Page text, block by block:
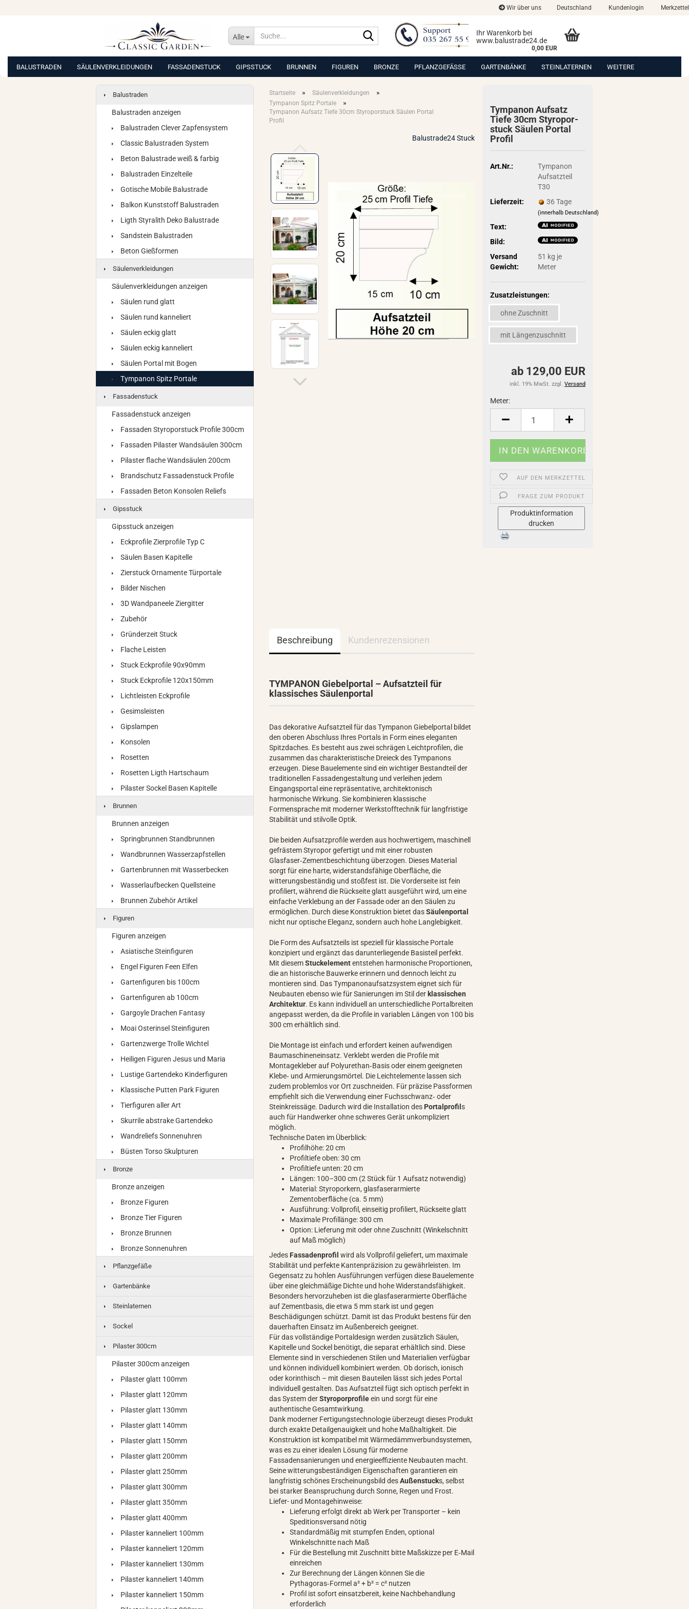
Wir über uns Deutschland Kundenlogin Merkzettel
Alle
Suche...
Ihr Warenkorb bei
www.balustrade24.de
0,00 EUR
BALUSTRADEN SÄULENVERKLEIDUNGEN FASSADENSTUCK GIPSSTUCK BRUNNEN FIGUREN BRONZE PFLANZGEFÄSSE GARTENBÄNKE STEINLATERNEN WEITERE
Startseite » Säulenverkleidungen »
Tympanon Spitz Portale »
Tympanon Aufsatz Tiefe 30cm Styroporstuck Säulen Portal
Profil
Balustrade24 Stuck
Tym­panon Auf­satz
Tiefe 30cm Sty­ro­por­
stuck Säu­len Por­tal
Pro­fil
Art.Nr.:
Tympanon
Aufsatzteil
T30
Lieferzeit:
36 Tage
(innerhalb Deutschland)
Text:
Bild:
Versand
Gewicht:
51 kg je
Meter
Zusatzleistungen:
ohne Zuschnitt
mit Längenzuschnitt
ab 129,00 EUR
inkl. 19% MwSt. zzgl. Versand
Meter:
Meter
AUF DEN MERKZETTEL
FRAGE ZUM PRODUKT
Produktinformation
drucken
Beschreibung Kundenrezensionen
TYMPANON Giebelportal – Aufsatzteil für
klassisches Säulenportal
Das dekorative Aufsatzteil für das Tympanon Giebelportal bildet
den oberen Abschluss Ihres Portals in Form eines eleganten
Spitzdaches. Es besteht aus zwei schrägen Leichtprofilen, die
zusammen das charakteristische Dreieck des Tympanons
erzeugen. Diese Bauelemente sind ein wichtiger Bestandteil der
traditionellen Fassadengestaltung und verleihen jedem
Eingangsportal eine repräsentative, architektonisch
harmonische Wirkung. Sie kombinieren klassische
Formensprache mit moderner Werkstofftechnik für langfristige
Stabilität und stilvolle Optik.
Die beiden Aufsatzprofile werden aus hochwertigem, maschinell
gefrästem Styropor gefertigt und mit einer robusten
Glasfaser‑Zementbeschichtung überzogen. Dieses Material
sorgt für eine harte, widerstandsfähige Oberfläche, die
witterungsbeständig und stoßfest ist. Die Vorderseite ist fein
profiliert, während die Rückseite glatt ausgeführt wird, um eine
einfache Verklebung an der Fassade oder an den Säulen zu
ermöglichen. Durch diese Konstruktion bietet dasSäulenportal
nicht nur optische Eleganz, sondern auch hohe Langlebigkeit.
Die Form des Aufsatzteils ist speziell für klassische Portale
konzipiert und ergänzt das darunterliegende Basisteil perfekt.
Mit diesemStuckelemententstehen harmonische Proportionen,
die an historische Bauwerke erinnern und dennoch leicht zu
montieren sind. Das Tympanonaufsatzsystem eignet sich für
Neubauten ebenso wie für Sanierungen im Stil der klassischen
Architektur. Es kann individuell an unterschiedliche Portalbreiten
angepasst werden, da die Profile in variablen Längen von 100 bis
300 cm erhältlich sind.
Die Montage ist einfach und erfordert keinen aufwendigen
Baumaschineneinsatz. Verklebt werden die Profile mit
Montagekleber auf Polyurethan‑Basis oder einem geeigneten
Klebe‑ und Armierungsmörtel. Die Leichtelemente lassen sich
zudem problemlos vor Ort zuschneiden. Für präzise Passformen
empfiehlt sich die Verwendung einer Fuchsschwanz‑ oder
Steinkreissäge. Dadurch wird die Installation des Portalprofils
auch für Handwerker ohne schweres Gerät unkompliziert
möglich.
Technische Daten im Überblick:
Profilhöhe: 20 cm
Profiltiefe oben: 30 cm
Profiltiefe unten: 20 cm
Längen: 100–300 cm (2 Stück für 1 Aufsatz notwendig)
Material: Styroporkern, glasfaserarmierte
Zementoberfläche (ca. 5 mm)
Ausführung: Vollprofil, einseitig profiliert, Rückseite glatt
Maximale Profillänge: 300 cm
Option: Lieferung mit oder ohne Zuschnitt (Winkelschnitt
auf Maß möglich)
Jedes Fassadenprofil wird als Vollprofil geliefert, um maximale
Stabilität und perfekte Kantenpräzision zu gewährleisten. Im
Gegensatz zu hohlen Ausführungen verfügen diese Bauelemente
über eine gleichmäßige Dichte und hohe Widerstandsfähigkeit.
Besonders hervorzuheben ist die glasfaserarmierte Oberfläche
auf Zementbasis, die etwa 5 mm stark ist und gegen
Beschädigungen schützt. Damit ist das Produkt bestens für den
dauerhaften Einsatz im Außenbereich geeignet.
Für das vollständige Portaldesign werden zusätzlich Säulen,
Kapitelle und Sockel benötigt, die separat erhältlich sind. Diese
Elemente sind in verschiedenen Stilen und Materialien verfügbar
und können individuell kombiniert werden. Ob dorisch, ionisch
oder korinthisch – mit diesen Bauteilen lässt sich jedes Portal
individuell gestalten. Das Aufsatzteil fügt sich optisch perfekt in
das System derStyroporprofileein und sorgt für eine
authentische Gesamtwirkung.
Dank moderner Fertigungstechnologie überzeugt dieses Produkt
durch exakte Detailgenauigkeit und hohe Maßhaltigkeit. Die
Konstruktion ist kompatibel mit Wärmedämmverbundsystemen,
was es zu einer idealen Lösung für moderne
Fassadensanierungen und energieeffiziente Neubauten macht.
Seine witterungsbeständigen Eigenschaften garantieren ein
langfristig schönes Erscheinungsbild desAußenstucks, selbst
bei starker Beanspruchung durch Sonne, Regen und Frost.
Liefer- und Montagehinweise:
Lieferung erfolgt direkt ab Werk per Transporter – kein
Speditionsversand nötig
Standardmäßig mit stumpfen Enden, optional
Winkelschnitte nach Maß
Für die Bestellung mit Zuschnitt bitte Maßskizze per E‑Mail
einreichen
Zur Berechnung der Längen können Sie die
Pythagoras‑Formel a² + b² = c² nutzen
Profil ist sofort einsatzbereit, keine Nachbehandlung
erforderlich
Balustraden
Balustraden anzeigen
Balustraden Clever Zapfensystem
Classic Balustraden System
Beton Balustrade weiß & farbig
Balustraden Einzelteile
Gotische Mobile Balustrade
Balkon Kunststoff Balustraden
Ligth Styralith Deko Balustrade
Sandstein Balustraden
Beton Gießformen
Säulenverkleidungen
Säulenverkleidungen anzeigen
Säulen rund glatt
Säulen rund kanneliert
Säulen eckig glatt
Säulen eckig kanneliert
Säulen Portal mit Bogen
Tympanon Spitz Portale
Fassadenstuck
Fassadenstuck anzeigen
Fassaden Styroporstuck Profile 300cm
Fassaden Pilaster Wandsäulen 300cm
Pilaster flache Wandsäulen 200cm
Brandschutz Fassadenstuck Profile
Fassaden Beton Konsolen Reliefs
Gipsstuck
Gipsstuck anzeigen
Eckprofile Zierprofile Typ C
Säulen Basen Kapitelle
Zierstuck Ornamente Türportale
Bilder Nischen
3D Wandpaneele Ziergitter
Zubehör
Gründerzeit Stuck
Flache Leisten
Stuck Eckprofile 90x90mm
Stuck Eckprofile 120x150mm
Lichtleisten Eckprofile
Gesimsleisten
Gipslampen
Konsolen
Rosetten
Rosetten Ligth Hartschaum
Pilaster Sockel Basen Kapitelle
Brunnen
Brunnen anzeigen
Springbrunnen Standbrunnen
Wandbrunnen Wasserzapfstellen
Gartenbrunnen mit Wasserbecken
Wasserlaufbecken Quellsteine
Brunnen Zubehör Artikel
Figuren
Figuren anzeigen
Asiatische Steinfiguren
Engel Figuren Feen Elfen
Gartenfiguren bis 100cm
Gartenfiguren ab 100cm
Gargoyle Drachen Fantasy
Moai Osterinsel Steinfiguren
Gartenzwerge Trolle Wichtel
Heiligen Figuren Jesus und Maria
Lustige Gartendeko Kinderfiguren
Klassische Putten Park Figuren
Tierfiguren aller Art
Skurrile abstrake Gartendeko
Wandreliefs Sonnenuhren
Büsten Torso Skulpturen
Bronze
Bronze anzeigen
Bronze Figuren
Bronze Tier Figuren
Bronze Brunnen
Bronze Sonnenuhren
Pflanzgefäße
Gartenbänke
Steinlaternen
Sockel
Pilaster 300cm
Pilaster 300cm anzeigen
Pilaster glatt 100mm
Pilaster glatt 120mm
Pilaster glatt 130mm
Pilaster glatt 140mm
Pilaster glatt 150mm
Pilaster glatt 200mm
Pilaster glatt 250mm
Pilaster glatt 300mm
Pilaster glatt 350mm
Pilaster glatt 400mm
Pilaster kanneliert 100mm
Pilaster kanneliert 120mm
Pilaster kanneliert 130mm
Pilaster kanneliert 140mm
Pilaster kanneliert 150mm